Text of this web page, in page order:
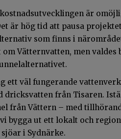
är
är hög tid att pausa
som finns i
om Vätternvatten, men
ett väl fungerande
dricksvatten från Tisaren.
från Vättern – med
bygga ut ett lokalt och
i Sydnärke.